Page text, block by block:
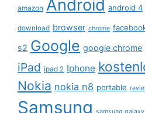
amazon Android android 4
download browser chrome
s2 Google google chrome
iPad ipad 2 Iphone
Nokia nokia n8 portable
Samsung samsung